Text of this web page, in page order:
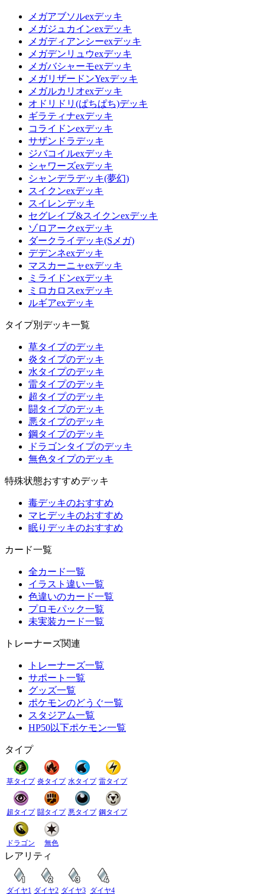
メガアブソルexデッキ
メガジュカインexデッキ
メガディアンシーexデッキ
メガデンリュウexデッキ
メガバシャーモexデッキ
メガリザードンYexデッキ
メガルカリオexデッキ
オドリドリ(ぱちぱち)デッキ
ギラティナexデッキ
コライドンexデッキ
サザンドラデッキ
ジバコイルexデッキ
シャワーズexデッキ
シャンデラデッキ(夢幻)
スイクンexデッキ
スイレンデッキ
セグレイブ&スイクンexデッキ
ゾロアークexデッキ
ダークライデッキ(Sメガ)
デデンネexデッキ
マスカーニャexデッキ
ミライドンexデッキ
ミロカロスexデッキ
ルギアexデッキ
タイプ別デッキ一覧
草タイプのデッキ
炎タイプのデッキ
水タイプのデッキ
雷タイプのデッキ
超タイプのデッキ
闘タイプのデッキ
悪タイプのデッキ
鋼タイプのデッキ
ドラゴンタイプのデッキ
無色タイプのデッキ
特殊状態おすすめデッキ
毒デッキのおすすめ
マヒデッキのおすすめ
眠りデッキのおすすめ
カード一覧
全カード一覧
イラスト違い一覧
色違いのカード一覧
プロモパック一覧
未実装カード一覧
トレーナーズ関連
トレーナーズ一覧
サポート一覧
グッズ一覧
ポケモンのどうぐ一覧
スタジアム一覧
HP50以下ポケモン一覧
タイプ
草タイプ 炎タイプ 水タイプ 雷タイプ
超タイプ 闘タイプ 悪タイプ 鋼タイプ
ドラゴン 無色
レアリティ
ダイヤ1 ダイヤ2 ダイヤ3 ダイヤ4